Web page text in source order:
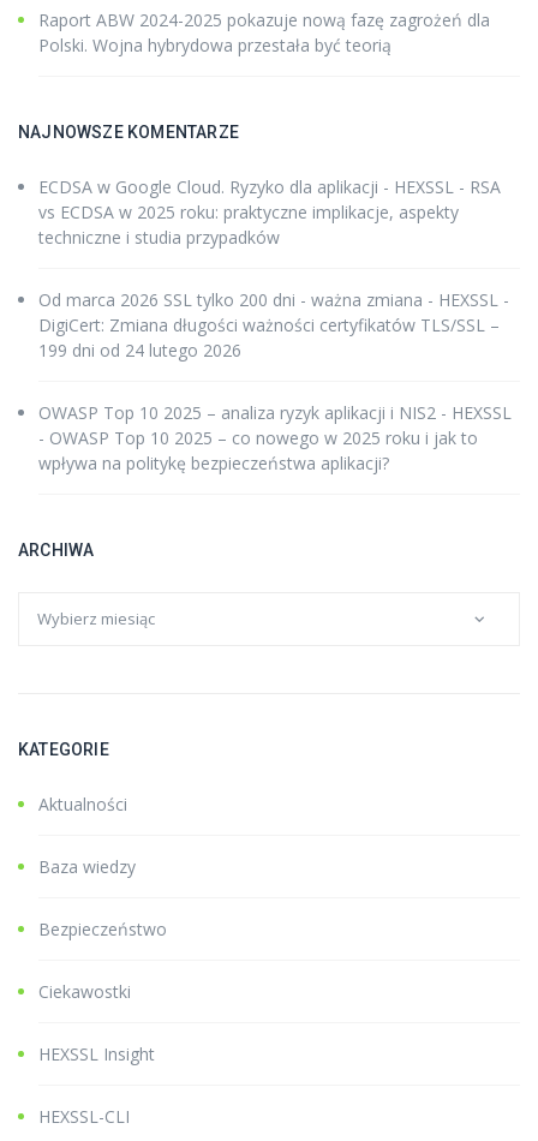
Raport ABW 2024-2025 pokazuje nową fazę zagrożeń dla
Polski. Wojna hybrydowa przestała być teorią
NAJNOWSZE KOMENTARZE
ECDSA w Google Cloud. Ryzyko dla aplikacji - HEXSSL - RSA
vs ECDSA w 2025 roku: praktyczne implikacje, aspekty
techniczne i studia przypadków
Od marca 2026 SSL tylko 200 dni - ważna zmiana - HEXSSL -
DigiCert: Zmiana długości ważności certyfikatów TLS/SSL –
199 dni od 24 lutego 2026
OWASP Top 10 2025 – analiza ryzyk aplikacji i NIS2 - HEXSSL
- OWASP Top 10 2025 – co nowego w 2025 roku i jak to
wpływa na politykę bezpieczeństwa aplikacji?
ARCHIWA
KATEGORIE
Aktualności
Baza wiedzy
Bezpieczeństwo
Ciekawostki
HEXSSL Insight
HEXSSL-CLI